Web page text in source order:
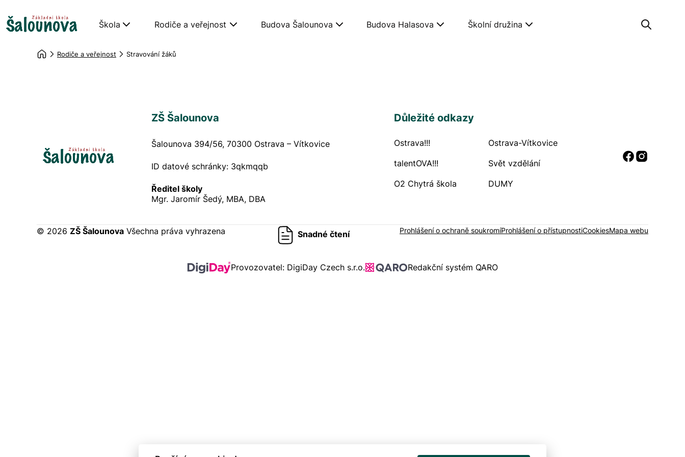
Škola Rodiče a veřejnost Budova Šalounova Budova Halasova Školní družina
Rodiče a veřejnost Stravování žáků
ZŠ Šalounova
Šalounova 394/56, 70300 Ostrava – Vítkovice
ID datové schránky: 3qkmqqb
Ředitel školy
Mgr. Jaromír Šedý, MBA, DBA
Důležité odkazy
Navigační odkazy
Ostrava!!!
Ostrava-Vítkovice
talentOVA!!!
Svět vzdělání
O2 Chytrá škola
DUMY
© 2026 ZŠ Šalounova Všechna práva vyhrazena Snadné čtení Prohlášení o ochraně soukromíProhlášení o přístupnostiCookiesMapa webu
Provozovatel: DigiDay Czech s.r.o. Redakční systém QARO